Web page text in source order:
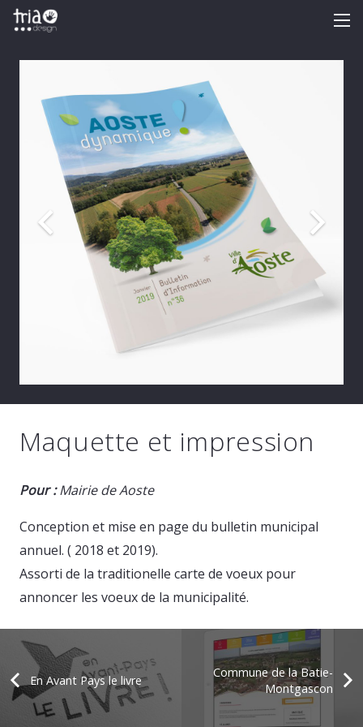
Maquette et impression
Pour :Mairie de Aoste
Conception et mise en page du bulletin municipal
annuel. ( 2018 et 2019).
Assorti de la traditionelle carte de voeux pour
annoncer les voeux de la municipalité.
En Avant Pays le livre
Commune de la Batie-
Montgascon